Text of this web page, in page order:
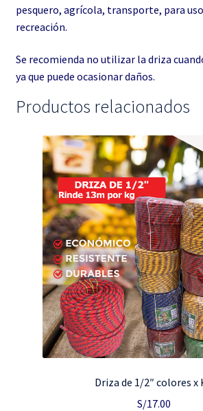
pesquero, agrícola, transporte, para
recreación.
Se recomienda no utilizar la driza
ya que puede ocasionar daños.
Productos relacionados
Driza de 1/2″ colores x
S/17.00